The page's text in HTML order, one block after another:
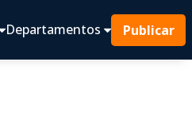
Departamentos Publicar